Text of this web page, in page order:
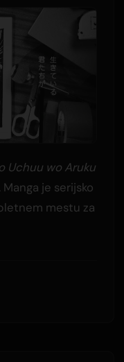
Uchuu wo Aruku
je serijsko
mestu za